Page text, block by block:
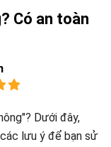
Có an toàn
Dưới đây,
lưu ý để bạn sử